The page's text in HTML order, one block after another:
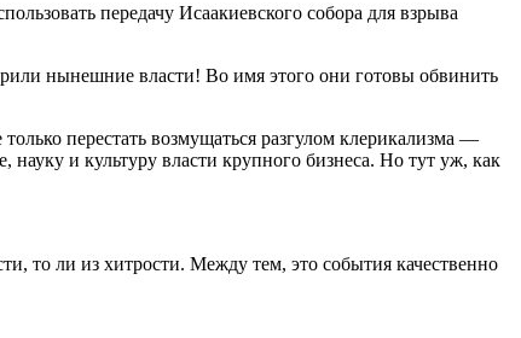
передачу Исаакиевского собора для взрыва
нынешние власти! Во имя этого они готовы обвинить
перестать возмущаться разгулом клерикализма —
и культуру власти крупного бизнеса. Но тут уж, как
то ли из хитрости. Между тем, это события качественно